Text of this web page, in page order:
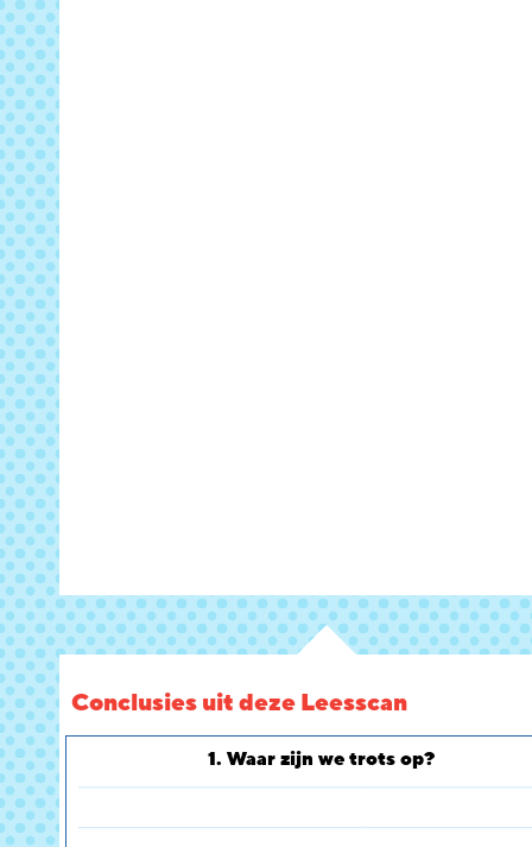
Conclusies uit deze Leesscan
1. Waar zijn we trots op?